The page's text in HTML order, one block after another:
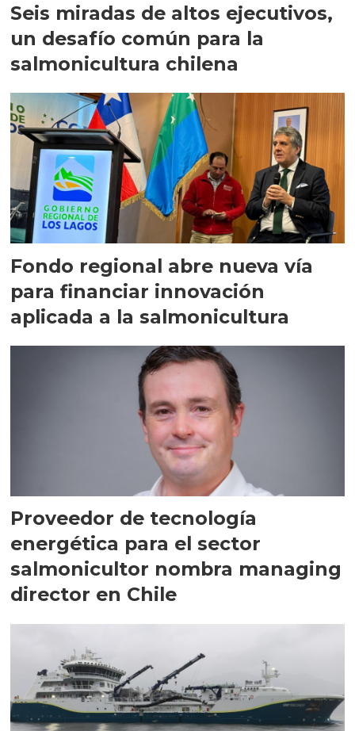
Seis miradas de altos ejecutivos,
un desafío común para la
salmonicultura chilena
Fondo regional abre nueva vía
para financiar innovación
aplicada a la salmonicultura
Proveedor de tecnología
energética para el sector
salmonicultor nombra managing
director en Chile